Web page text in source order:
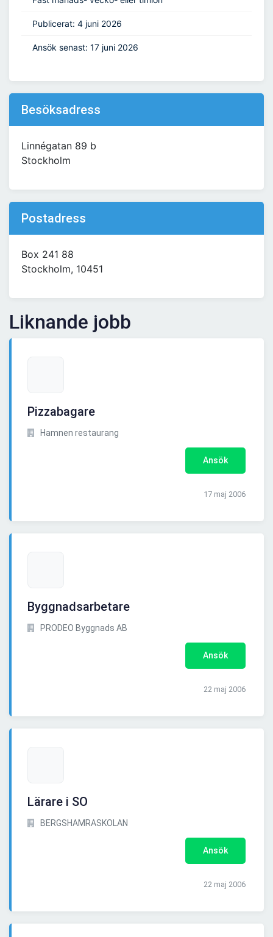
Publicerat: 4 juni 2026
Ansök senast: 17 juni 2026
Besöksadress
Linnégatan 89 b
Stockholm
Postadress
Box 241 88
Stockholm, 10451
Liknande jobb
Pizzabagare
Hamnen restaurang
Ansök
17 maj 2006
Byggnadsarbetare
PRODEO Byggnads AB
Ansök
22 maj 2006
Lärare i SO
BERGSHAMRASKOLAN
Ansök
22 maj 2006